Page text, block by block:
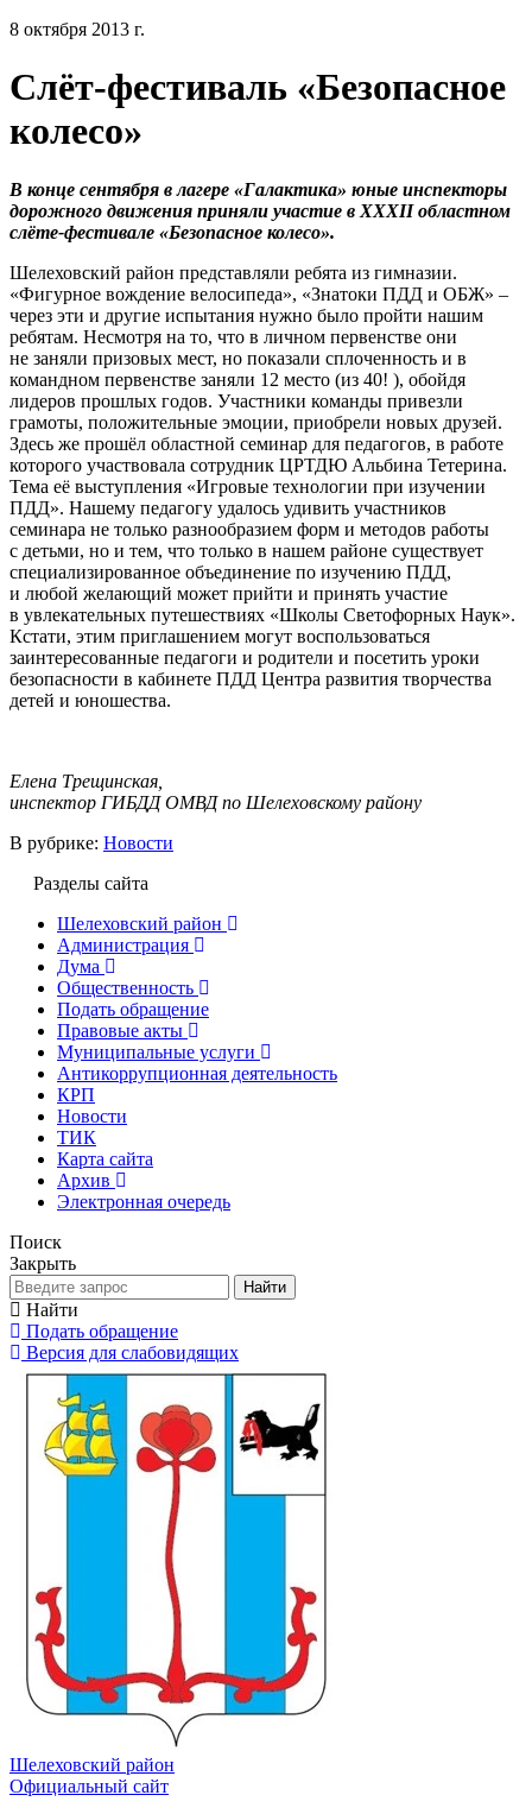
8 октября 2013 г.
Слёт-фестиваль «Безопасное
колесо»
В конце сентября в лагере «Галактика» юные инспекторы
дорожного движения приняли участие в XXXII областном
слёте-фестивале «Безопасное колесо».
Шелеховский район представляли ребята из гимназии.
«Фигурное вождение велосипеда», «Знатоки ПДД и ОБЖ» –
через эти и другие испытания нужно было пройти нашим
ребятам. Несмотря на то, что в личном первенстве они
не заняли призовых мест, но показали сплоченность и в
командном первенстве заняли 12 место (из 40! ), обойдя
лидеров прошлых годов. Участники команды привезли
грамоты, положительные эмоции, приобрели новых друзей.
Здесь же прошёл областной семинар для педагогов, в работе
которого участвовала сотрудник ЦРТДЮ Альбина Тетерина.
Тема её выступления «Игровые технологии при изучении
ПДД». Нашему педагогу удалось удивить участников
семинара не только разнообразием форм и методов работы
с детьми, но и тем, что только в нашем районе существует
специализированное объединение по изучению ПДД,
и любой желающий может прийти и принять участие
в увлекательных путешествиях «Школы Светофорных Наук».
Кстати, этим приглашением могут воспользоваться
заинтересованные педагоги и родители и посетить уроки
безопасности в кабинете ПДД Центра развития творчества
детей и юношества.
Елена Трещинская,
инспектор ГИБДД ОМВД по Шелеховскому району
В рубрике: Новости
Разделы сайта
Шелеховский район
Администрация
Дума
Общественность
Подать обращение
Правовые акты
Муниципальные услуги
Антикоррупционная деятельность
КРП
Новости
ТИК
Карта сайта
Архив
Электронная очередь
Поиск
Закрыть
Найти
Найти
Подать обращение
Версия для слабовидящих
Шелеховский район
Официальный сайт